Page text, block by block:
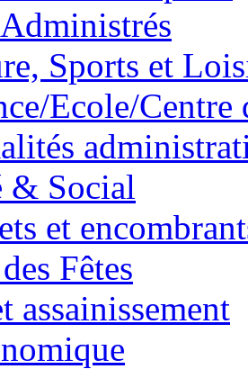
Sports et
Ecole/Centre
& Social
et
Fêtes
assainissement